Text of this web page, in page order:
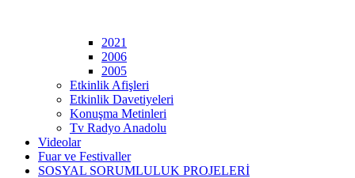
2021
2006
2005
Etkinlik Afişleri
Etkinlik Davetiyeleri
Konuşma Metinleri
Tv Radyo Anadolu
Videolar
Fuar ve Festivaller
SOSYAL SORUMLULUK PROJELERİ